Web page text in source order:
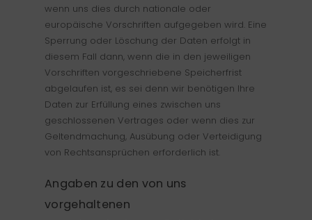
wenn uns dies durch nationale oder
europäische Vorschriften aufgegeben wird. Eine
Sperrung oder Löschung der Daten erfolgt in
diesem Fall dann, wenn die in den jeweiligen
Vorschriften vorgeschriebene Speicherfrist
abgelaufen ist, es sei denn wir benötigen Ihre
Daten zur Erfüllung eines zwischen uns
geschlossenen Vertrages oder wenn dies zur
Geltendmachung, Ausübung oder Verteidigung
von Rechtsansprüchen erforderlich ist.
Angaben zu den von uns
vorgehaltenen